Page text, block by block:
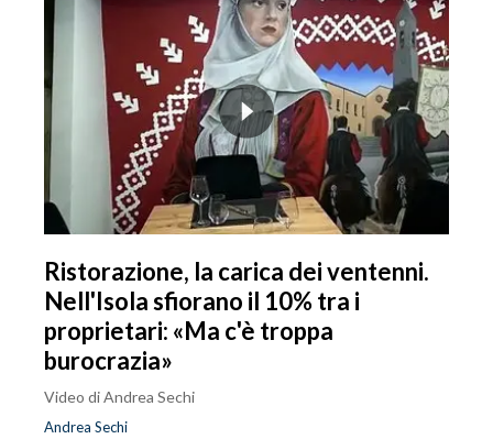
Ristorazione, la carica dei ventenni.
Nell'Isola sfiorano il 10% tra i
proprietari: «Ma c'è troppa
burocrazia»
Video di Andrea Sechi
Andrea Sechi